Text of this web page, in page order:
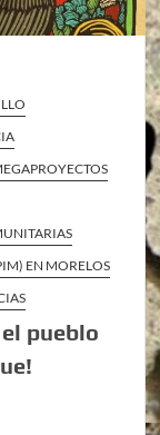
EN MORELOS
pueblo